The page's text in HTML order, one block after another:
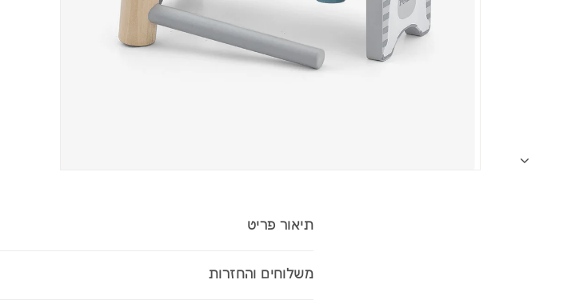
תיאור פריט
משלוחים והחזרות